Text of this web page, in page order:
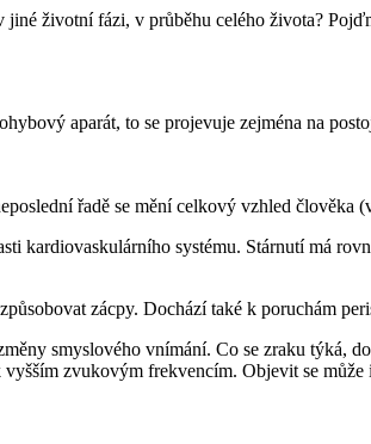
životní fázi, v průběhu celého života?
aparát, to se projevuje zejména na
řadě se mění celkový vzhled člověka
kardiovaskulárního systému. Stárnutí má
zácpy. Dochází také k poruchám
smyslového vnímání. Co se zraku týká,
zvukovým frekvencím. Objevit se